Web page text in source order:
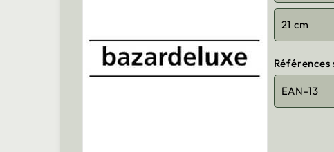
21 cm
EAN-13